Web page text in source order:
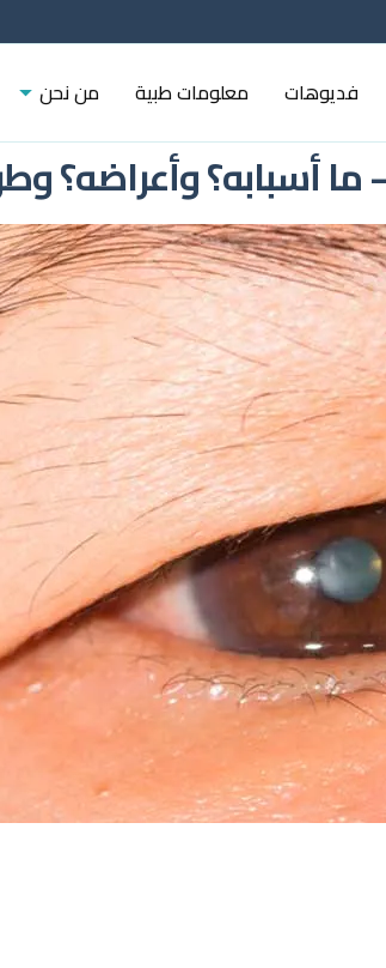
فديوهات معلومات طبية من نحن
أسبابه؟ وأعراضه؟